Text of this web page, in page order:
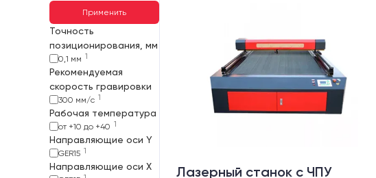
Применить
Точность
позиционирования, мм
0,1 мм 1
Рекомендуемая
скорость гравировки
300 мм/с 1
Рабочая температура
от +10 до +40 1
Направляющие оси Y
GER15 1
Направляющие оси Х
Лазерный станок c ЧПУ